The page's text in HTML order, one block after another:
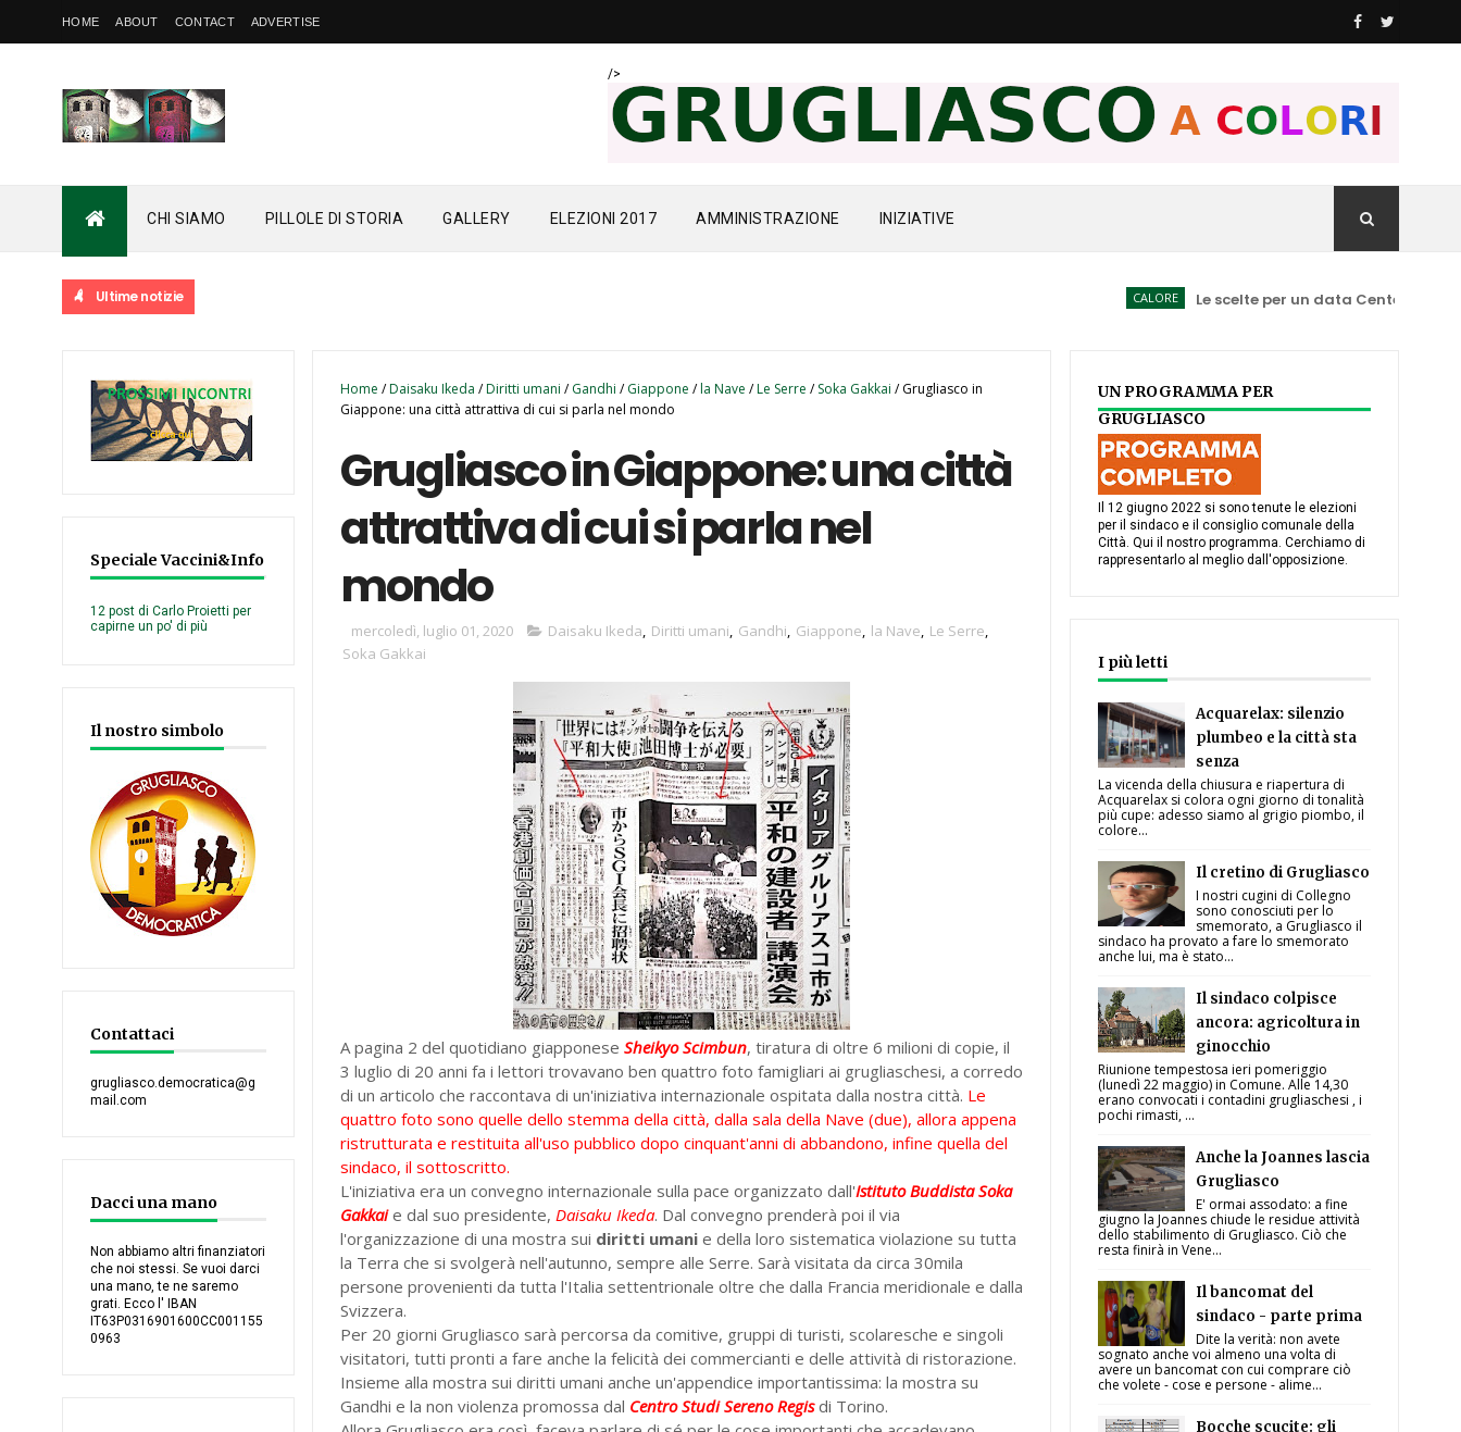
HOME ABOUT CONTACT ADVERTISE
/>
CHI SIAMO PILLOLE DI STORIA GALLERY ELEZIONI 2017 AMMINISTRAZIONE INIZIATIVE
Ultime notizie Le scelte per un data Center spiegate ai
Speciale Vaccini&Info
12 post di Carlo Proietti per
capirne un po' di più
Il nostro simbolo
Contattaci
grugliasco.democratica@g
mail.com
Dacci una mano
Non abbiamo altri finanziatori
che noi stessi. Se vuoi darci
una mano, te ne saremo
grati. Ecco l' IBAN
IT63P0316901600CC001155
0963
Home /Daisaku Ikeda /Diritti umani / Gandhi / Giappone /la Nave /Le Serre / Soka Gakkai / Grugliasco in
Giappone: una città attrattiva di cui si parla nel mondo
Grugliasco in Giappone: una città
attrattiva di cui si parla nel
mondo
mercoledì, luglio 01, 2020 Daisaku Ikeda, Diritti umani, Gandhi, Giappone, la Nave, Le Serre,
Soka Gakkai
A pagina 2 del quotidiano giapponeseSheikyo Scimbun, tiratura di oltre 6 milioni di copie, il
3 luglio di 20 anni fa i lettori trovavano ben quattro foto famigliari ai grugliaschesi, a corredo
di un articolo che raccontava di un'iniziativa internazionale ospitata dalla nostra città. Le
quattro foto sono quelle dello stemma della città, dalla sala della Nave (due), allora appena
ristrutturata e restituita all'uso pubblico dopo cinquant'anni di abbandono, infine quella del
sindaco, il sottoscritto.
L'iniziativa era un convegno internazionale sulla pace organizzato dall'Istituto Buddista Soka
Gakkaie dal suo presidente,Daisaku Ikeda. Dal convegno prenderà poi il via
l'organizzazione di una mostra sui diritti umani e della loro sistematica violazione su tutta
la Terra che si svolgerà nell'autunno, sempre alle Serre. Sarà visitata da circa 30mila
persone provenienti da tutta l'Italia settentrionale oltre che dalla Francia meridionale e dalla
Svizzera.
Per 20 giorni Grugliasco sarà percorsa da comitive, gruppi di turisti, scolaresche e singoli
visitatori, tutti pronti a fare anche la felicità dei commercianti e delle attività di ristorazione.
Insieme alla mostra sui diritti umani anche un'appendice importantissima: la mostra su
Gandhi e la non violenza promossa dal Centro Studi Sereno Regisdi Torino.
UN PROGRAMMA PER
GRUGLIASCO
Il 12 giugno 2022 si sono tenute le elezioni
per il sindaco e il consiglio comunale della
Città. Qui il nostro programma. Cerchiamo di
rappresentarlo al meglio dall'opposizione.
I più letti
Acquarelax: silenzio
plumbeo e la città sta
senza
La vicenda della chiusura e riapertura di
Acquarelax si colora ogni giorno di tonalità
più cupe: adesso siamo al grigio piombo, il
colore...
Il cretino di Grugliasco
I nostri cugini di Collegno
sono conosciuti per lo
smemorato, a Grugliasco il
sindaco ha provato a fare lo smemorato
anche lui, ma è stato...
Il sindaco colpisce
ancora: agricoltura in
ginocchio
Riunione tempestosa ieri pomeriggio
(lunedì 22 maggio) in Comune. Alle 14,30
erano convocati i contadini grugliaschesi , i
pochi rimasti, ...
Anche la Joannes lascia
Grugliasco
E' ormai assodato: a fine
giugno la Joannes chiude le residue attività
dello stabilimento di Grugliasco. Ciò che
resta finirà in Vene...
Il bancomat del
sindaco - parte prima
Dite la verità: non avete
sognato anche voi almeno una volta di
avere un bancomat con cui comprare ciò
che volete - cose e persone - alime...
Bocche scucite: gli